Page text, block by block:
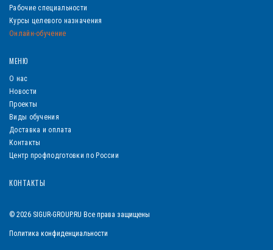
Рабочие специальности
Курсы целевого назначения
Онлайн-обучение
МЕНЮ
О нас
Новости
Проекты
Виды обучения
Доставка и оплата
Контакты
Центр профподготовки по России
КОНТАКТЫ
© 2026 SIGUR-GROUP.RU Все права защищены
Политика конфиденциальности